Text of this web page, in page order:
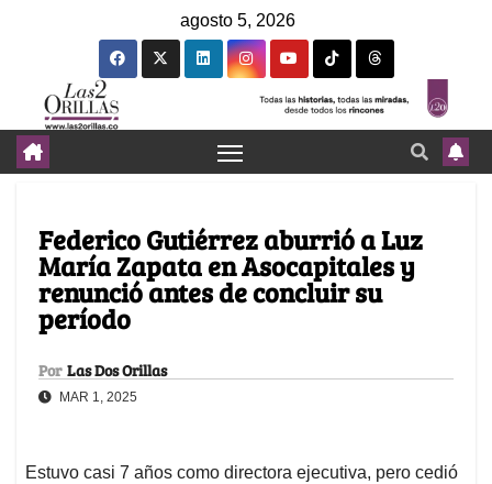
agosto 5, 2026
Federico Gutiérrez aburrió a Luz
María Zapata en Asocapitales y
renunció antes de concluir su
período
Por Las Dos Orillas
MAR 1, 2025
Estuvo casi 7 años como directora ejecutiva, pero cedió